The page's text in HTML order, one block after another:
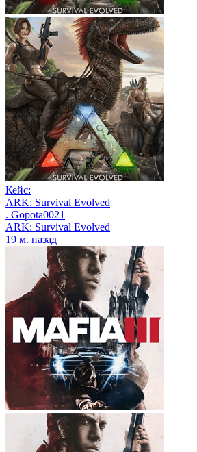
Кейс:
ARK: Survival Evolved
. Gopota0021
ARK: Survival Evolved
19 м. назад